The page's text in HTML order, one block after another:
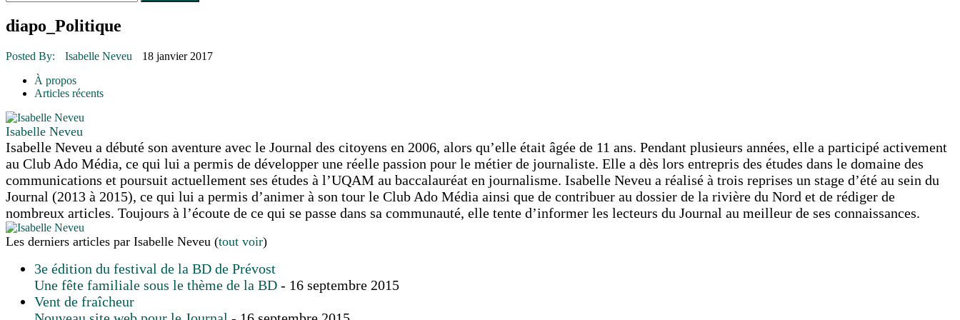
30 juin 2015
16 juillet 2026 | Une Saint-Jean rassembleuse
16 juillet 2026 | POLITIQUE
16 juillet 2026
16 juillet 2026
diapo_Politique
Posted By: Isabelle Neveu
18 janvier 2017
À propos
Articles récents
Isabelle Neveu
Isabelle Neveu a débuté son aventure avec le Journal des citoyens en 2006, alors qu’elle était âgée de 11 ans. Pendant plusieurs années, elle a participé activement
au Club Ado Média, ce qui lui a permis de développer une réelle passion pour le métier de journaliste. Elle a dès lors entrepris des études dans le domaine des
communications et poursuit actuellement ses études à l’UQAM au baccalauréat en journalisme. Isabelle Neveu a réalisé à trois reprises un stage d’été au sein du
Journal (2013 à 2015), ce qui lui a permis d’animer à son tour le Club Ado Média ainsi que de contribuer au dossier de la rivière du Nord et de rédiger de
nombreux articles. Toujours à l’écoute de ce qui se passe dans sa communauté, elle tente d’informer les lecteurs du Journal au meilleur de ses connaissances.
Les derniers articles par Isabelle Neveu (tout voir)
3e édition du festival de la BD de Prévost
Une fête familiale sous le thème de la BD - 16 septembre 2015
Vent de fraîcheur